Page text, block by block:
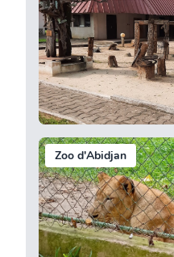
Zoo d'Abidjan